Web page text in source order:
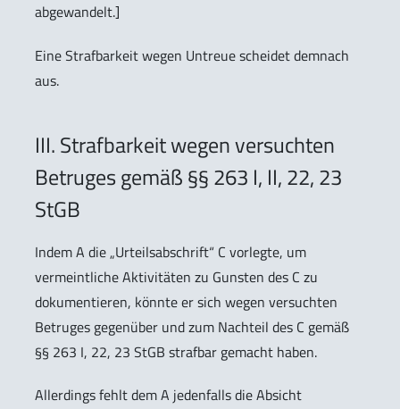
abgewandelt.]
Eine Strafbarkeit wegen Untreue scheidet demnach
aus.
III. Strafbarkeit wegen versuchten
Betruges gemäß §§ 263 I, II, 22, 23
StGB
Indem A die „Urteilsabschrift“ C vorlegte, um
vermeintliche Aktivitäten zu Gunsten des C zu
dokumentieren, könnte er sich wegen versuchten
Betruges gegenüber und zum Nachteil des C gemäß
§§ 263 I, 22, 23 StGB strafbar gemacht haben.
Allerdings fehlt dem A jedenfalls die Absicht